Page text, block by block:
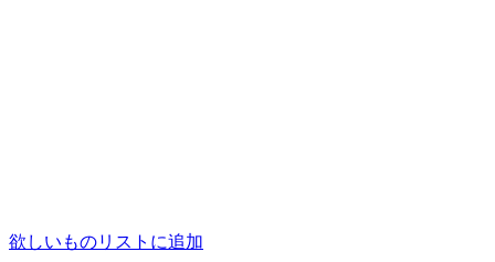
欲しいものリストに追加